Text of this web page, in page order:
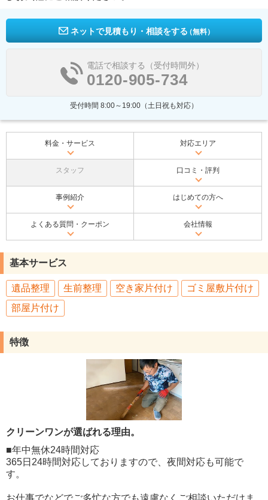
ネットで見積もり・相談をする（無料）
電話で相談する（受付時間外）
0120-905-734
受付時間 8:00～19:00（土日祝も対応）
料金・サービス 対応エリア
スタッフ 口コミ・評判
事例紹介 はじめての方へ
よくある質問・クーポン 会社情報
基本サービス
遺品整理 生前整理 空き家片付け
ゴミ屋敷片付け
部屋片付け
特徴
クリーンワンが選ばれる理由。
■年中無休24時間対応
365日24時間対応しておりますので、夜間対応も可能で
す。
お仕事でなどでご多忙な方でも遠慮なくご相談いただけま